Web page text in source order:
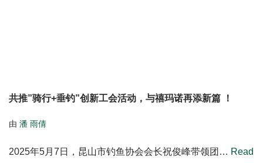
共推”骑行+垂钓”创新工会活动，与禧玛诺再添新篇 ！
由 潘 雨倩
2025年5月7日，昆山市钓鱼协会会长祝俊峰带领团… Read